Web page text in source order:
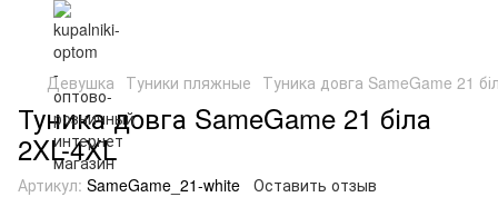
Девушка Туники пляжные Туника довга SameGame 21
Туника довга SameGame 21 біла
2XL-4XL
Артикул: SameGame_21-white Оставить отзыв